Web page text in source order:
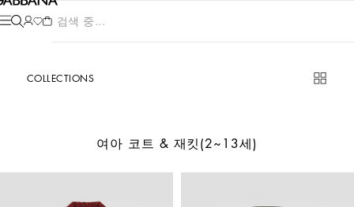
제품 검색 중...
COLLECTIONS
여아 코트 & 재킷(2~13세)